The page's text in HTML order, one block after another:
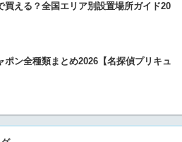
買える？全国エリア別設置場所ガイド20
ポン全種類まとめ2026【名探偵プリキュ